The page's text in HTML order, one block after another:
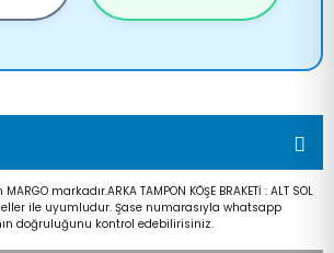
markadır.ARKA TAMPON KÖŞE BRAKETİ : ALT SOL
ile uyumludur. Şase numarasıyla whatsapp
doğruluğunu kontrol edebilirisiniz.